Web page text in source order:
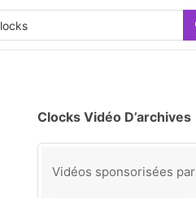
Clocks Vidéo D’archives
Vidéos sponsorisées par